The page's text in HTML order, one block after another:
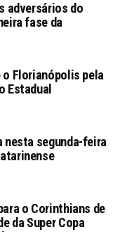
adversários do
fase da
o Florianópolis pela
Estadual
nesta segunda-feira
o Corinthians de
da Super Copa